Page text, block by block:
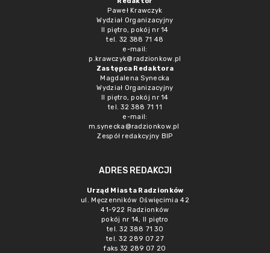
Paweł Krawczyk
Wydział Organizacyjny
II piętro, pokój nr 14
tel. 32 388 71 48
e-mail:
p.krawczyk@radzionkow.pl
Zastępca Redaktora
Magdalena Synecka
Wydział Organizacyjny
II piętro, pokój nr 14
tel. 32 388 71 11
e-mail:
m.synecka@radzionkow.pl
Zespół redakcyjny BIP
ADRES REDAKCJI
Urząd Miasta Radzionków
ul. Męczenników Oświęcimia 42
41-922 Radzionków
pokój nr 14, II piętro
tel. 32 388 71 30
tel. 32 289 07 27
faks 32 289 07 20